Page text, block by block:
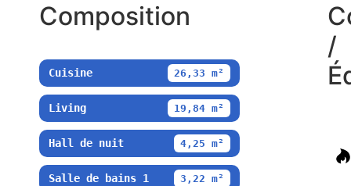
Composition
Cuisine 26,33 m²
Living 19,84 m²
Hall de nuit 4,25 m²
Salle de bains 1 3,22 m²
/